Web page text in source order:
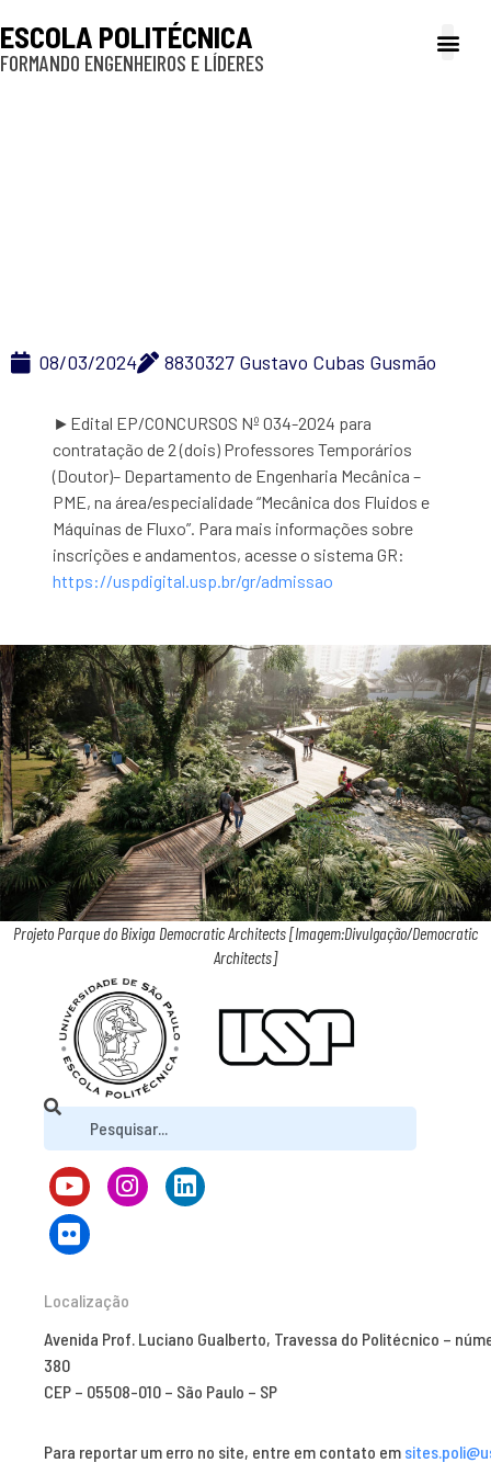
ESCOLA POLITÉCNICA
FORMANDO ENGENHEIROS E LÍDERES
08/03/2024 8830327 Gustavo Cubas Gusmão
►Edital EP/CONCURSOS Nº 034-2024 para
contratação de 2 (dois) Professores Temporários
(Doutor)– Departamento de Engenharia Mecânica –
PME, na área/especialidade “Mecânica dos Fluidos e
Máquinas de Fluxo”. Para mais informações sobre
inscrições e andamentos, acesse o sistema GR:
https://uspdigital.usp.br/gr/admissao
Projeto Parque do Bixiga Democratic Architects [Imagem:Divulgação/Democratic
Architects]
Localização
Avenida Prof. Luciano Gualberto, Travessa do Politécnico –
380
CEP – 05508-010 – São Paulo – SP
Para reportar um erro no site, entre em contato em